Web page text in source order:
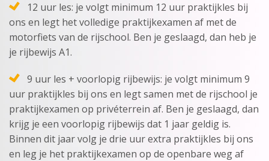
12 uur les: je volgt minimum 12 uur praktijkles bij
ons en legt het volledige praktijkexamen af met de
motorfiets van de rijschool. Ben je geslaagd, dan heb je
je rijbewijs A1.
9 uur les + voorlopig rijbewijs: je volgt minimum 9
uur praktijkles bij ons en legt samen met de rijschool je
praktijkexamen op privéterrein af. Ben je geslaagd, dan
krijg je een voorlopig rijbewijs dat 1 jaar geldig is.
Binnen dit jaar volg je drie uur extra praktijkles bij ons
en leg je het praktijkexamen op de openbare weg af